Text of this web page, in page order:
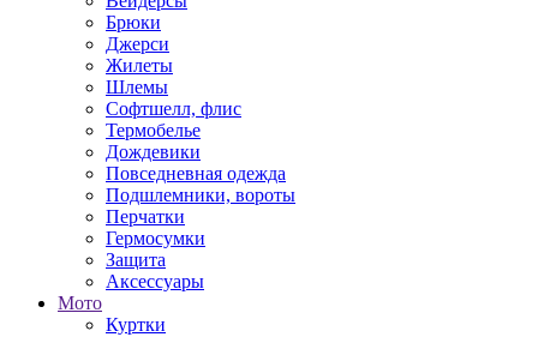
Брюки
Джерси
Жилеты
Шлемы
Софтшелл, флис
Термобелье
Дождевики
Повседневная одежда
Подшлемники, вороты
Перчатки
Гермосумки
Защита
Аксессуары
Мото
Куртки